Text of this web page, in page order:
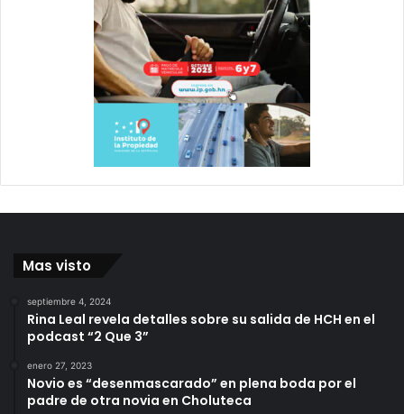
Mas visto
septiembre 4, 2024
Rina Leal revela detalles sobre su salida de HCH en el
podcast “2 Que 3”
enero 27, 2023
Novio es “desenmascarado” en plena boda por el
padre de otra novia en Choluteca